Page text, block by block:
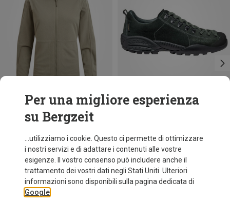
Taglie
Craghoppers
Giacca Nosilife Anya II donna
S M L XL
Per una migliore esperienza
su Bergzeit
...utilizziamo i cookie. Questo ci permette di ottimizzare
i nostri servizi e di adattare i contenuti alle vostre
esigenze. Il vostro consenso può includere anche il
trattamento dei vostri dati negli Stati Uniti. Ulteriori
informazioni sono disponibili sulla pagina dedicata di
Google